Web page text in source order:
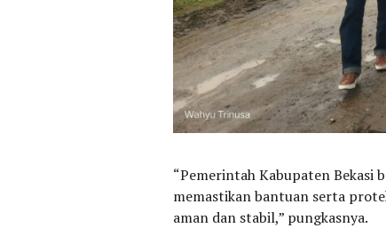
“Pemerintah Kabupaten Bekasi
memastikan bantuan serta
aman dan stabil,” pungkasnya.